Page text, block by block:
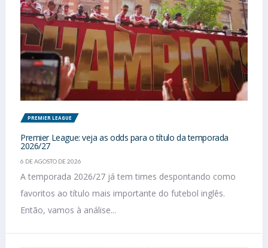
PREMIER LEAGUE
Premier League: veja as odds para o título da temporada
2026/27
6 DE AGOSTO DE 2026
A temporada 2026/27 já tem times despontando como
favoritos ao título mais importante do futebol inglês.
Então, vamos à análise...